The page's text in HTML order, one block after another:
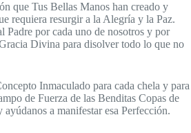
que Tus Bellas Manos han creado y
requiera resurgir a la Alegría y la Paz.
Padre por cada uno de nosotros y por
Divina para disolver todo lo que no
Inmaculado para cada chela y para
de Fuerza de las Benditas Copas de
a manifestar esa Perfección.